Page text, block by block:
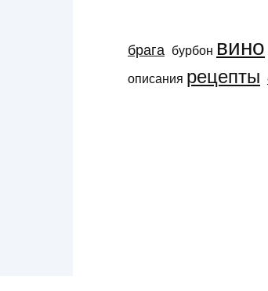
брага бурбон вино
описания рецепты